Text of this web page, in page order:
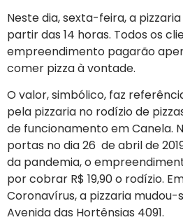
Neste dia, sexta-feira, a
partir das 14 horas. Todos os
empreendimento pagarão
comer pizza à vontade.
O valor, simbólico, faz
pela pizzaria no rodízio de
de funcionamento em Canela.
portas no dia 26 de abril de
da pandemia, o
por cobrar R$ 19,90 o rodízio.
Coronavírus, a pizzaria
Avenida das Hortênsias 4091.